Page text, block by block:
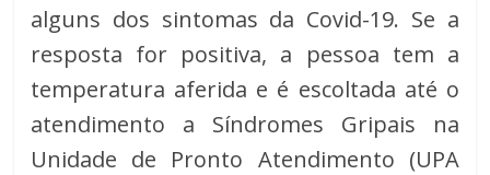
alguns dos sintomas da Covid-19. Se a
resposta for positiva, a pessoa tem a
temperatura aferida e é escoltada até o
atendimento a Síndromes Gripais na
Unidade de Pronto Atendimento (UPA